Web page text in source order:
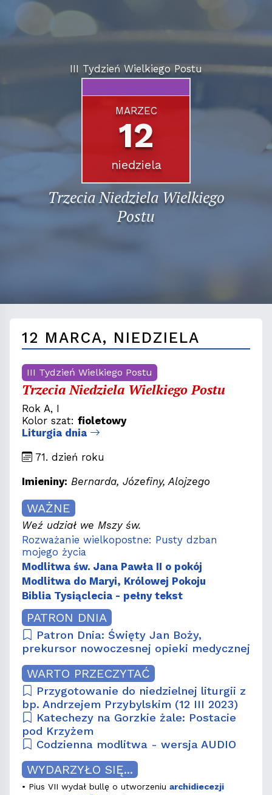
III Tydzień Wielkiego Postu
MARZEC
12
niedziela
Trzecia Niedziela Wielkiego
Postu
12 MARCA, NIEDZIELA
III Tydzień Wielkiego Postu
Trzecia Niedziela Wielkiego Postu
Rok A, I
Kolor szat: fioletowy
Liturgia dnia
71. dzień roku
Imieniny: Bernarda, Józefiny, Alojzego
WAŻNE
Weź udział we Mszy św.
Rozważanie wielkopostne: Pusty dzban
mojego życia
Modlitwa św. Jana Pawła II o pokój
Modlitwa do Maryi, Królowej Pokoju
Biblia Tysiąclecia - pełny tekst
PATRON DNIA
Patron Dnia: Święty Jan Boży,
prekursor nowoczesnej opieki medycznej
WARTO PRZECZYTAĆ
Przygotowanie do niedzielnej liturgii z
bp. Andrzejem Przybylskim (12 III 2023)
Katechezy na Gorzkie żale: Postacie
pod Krzyżem
Codzienna modlitwa - wersja AUDIO
WYDARZYŁO SIĘ...
• Pius VII wydał bullę o utworzeniu archidiecezji